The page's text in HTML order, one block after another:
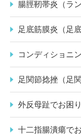
腸脛靭帯炎（ラ
足底筋膜炎（足
コンディショニ
足関節捻挫（足
外反母趾でお困
十二指腸潰瘍で